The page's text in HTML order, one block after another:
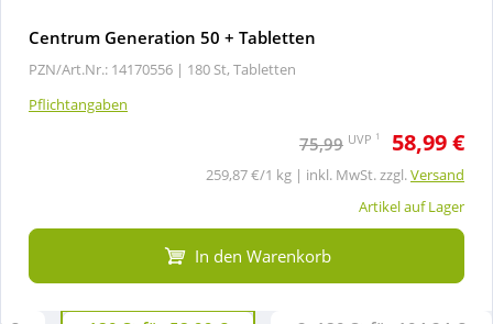
Centrum Generation 50 + Tabletten
PZN/Art.Nr.: 14170556 | 180 St, Tabletten
Pflichtangaben
75,99 UVP 1 58,99 €
259,87 €/1 kg | inkl. MwSt. zzgl.Versand
Artikel auf Lager
In den Warenkorb